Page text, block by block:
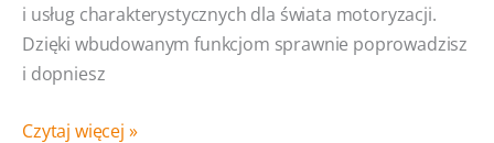
i usług charakterystycznych dla świata motoryzacji.
Dzięki wbudowanym funkcjom sprawnie poprowadzisz
i dopniesz
System
Czytaj więcej »